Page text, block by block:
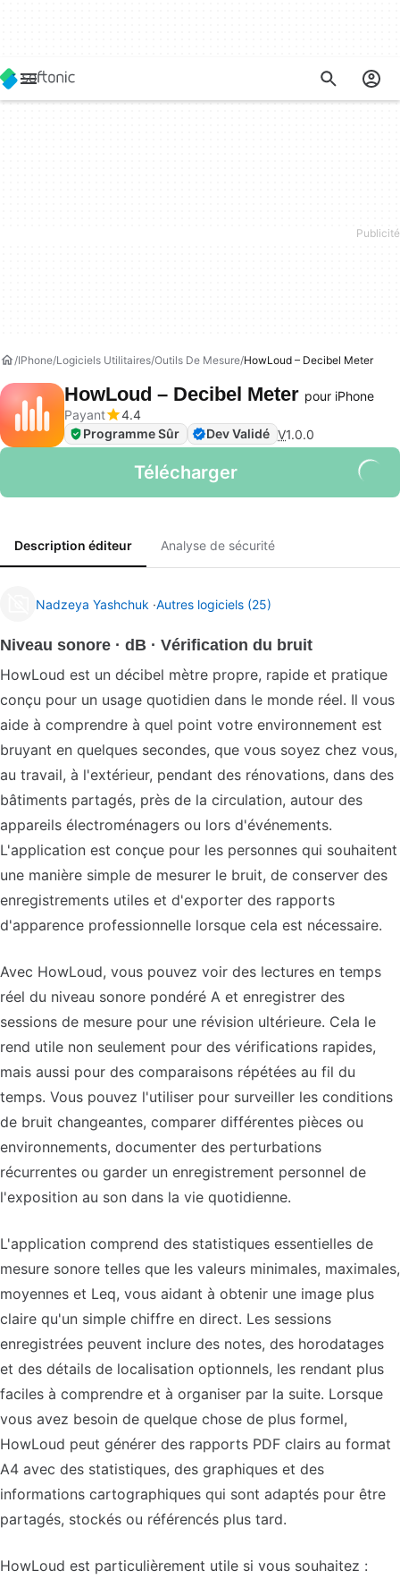
IPhone Logiciels Utilitaires Outils De Mesure HowLoud – Decibel Meter
HowLoud – Decibel Meter pour iPhone
Payant
4.4
Programme Sûr
Dev Validé V1.0.0
Télécharger
Description éditeur Analyse de sécurité
Nadzeya Yashchuk Autres logiciels (25)
Niveau sonore · dB · Vérification du bruit
HowLoud est un décibel mètre propre, rapide et pratique
conçu pour un usage quotidien dans le monde réel. Il vous
aide à comprendre à quel point votre environnement est
bruyant en quelques secondes, que vous soyez chez vous,
au travail, à l'extérieur, pendant des rénovations, dans des
bâtiments partagés, près de la circulation, autour des
appareils électroménagers ou lors d'événements.
L'application est conçue pour les personnes qui souhaitent
une manière simple de mesurer le bruit, de conserver des
enregistrements utiles et d'exporter des rapports
d'apparence professionnelle lorsque cela est nécessaire.
Avec HowLoud, vous pouvez voir des lectures en temps
réel du niveau sonore pondéré A et enregistrer des
sessions de mesure pour une révision ultérieure. Cela le
rend utile non seulement pour des vérifications rapides,
mais aussi pour des comparaisons répétées au fil du
temps. Vous pouvez l'utiliser pour surveiller les conditions
de bruit changeantes, comparer différentes pièces ou
environnements, documenter des perturbations
récurrentes ou garder un enregistrement personnel de
l'exposition au son dans la vie quotidienne.
L'application comprend des statistiques essentielles de
mesure sonore telles que les valeurs minimales, maximales,
moyennes et Leq, vous aidant à obtenir une image plus
claire qu'un simple chiffre en direct. Les sessions
enregistrées peuvent inclure des notes, des horodatages
et des détails de localisation optionnels, les rendant plus
faciles à comprendre et à organiser par la suite. Lorsque
vous avez besoin de quelque chose de plus formel,
HowLoud peut générer des rapports PDF clairs au format
A4 avec des statistiques, des graphiques et des
informations cartographiques qui sont adaptés pour être
partagés, stockés ou référencés plus tard.
HowLoud est particulièrement utile si vous souhaitez :